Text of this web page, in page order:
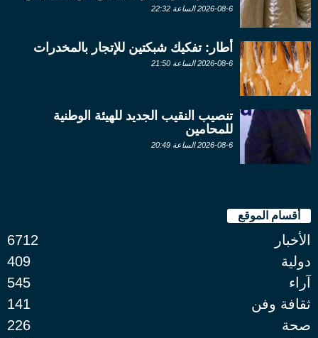
2026-08-6 الساعة 22:32
أطار: تفكيك شبكتين للإتجار بالمخدرات
2026-08-6 الساعة 21:50
تنصيب النقيب الجديد للهيئة الوطنية
للمحامين
2026-08-6 الساعة 20:49
أقسام الموقع
الأخبار
6712
دولية
409
آراء
545
ثقافة وفن
141
صحة
226